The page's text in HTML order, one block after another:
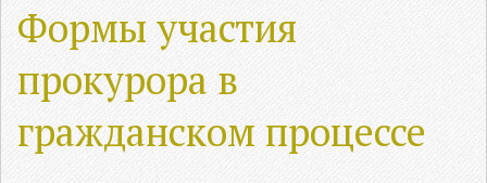
Формы участия
прокурора в
гражданском процессе